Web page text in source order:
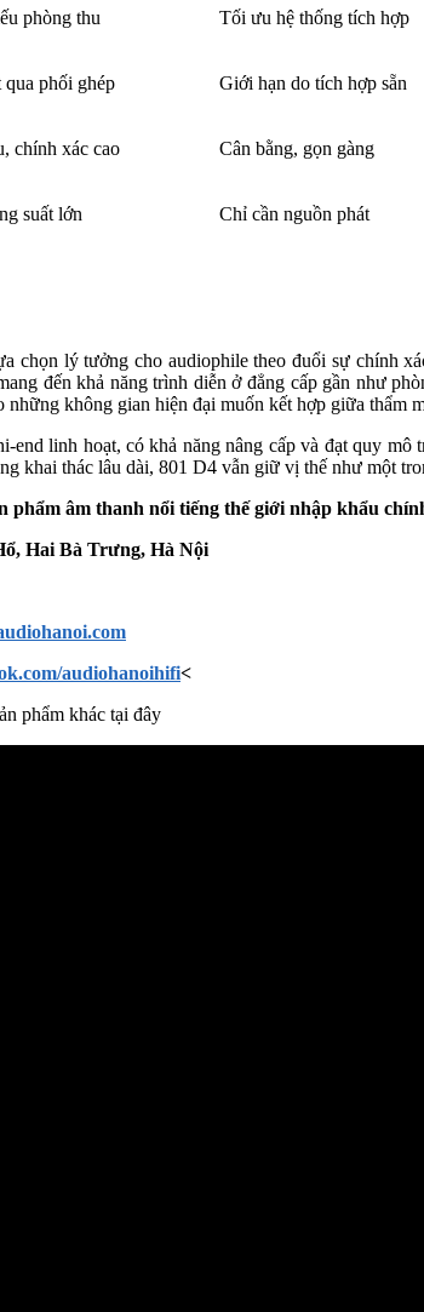
phòng thu Tối ưu hệ thống tích hợp
phối ghép Giới hạn do tích hợp sẵn
chính xác cao Cân bằng, gọn gàng
suất lớn Chỉ cần nguồn phát
chọn lý tưởng cho audiophile theo đuổi sự chính
đến khả năng trình diễn ở đẳng cấp gần như
không gian hiện đại muốn kết hợp giữa thẩm
end linh hoạt, có khả năng nâng cấp và đạt quy
khai thác lâu dài, 801 D4 vẫn giữ vị thế như một
phẩm âm thanh nổi tiếng thế giới nhập khẩu
Hai Bà Trưng, Hà Nội
audiohanoihifi<
phẩm khác tại đây